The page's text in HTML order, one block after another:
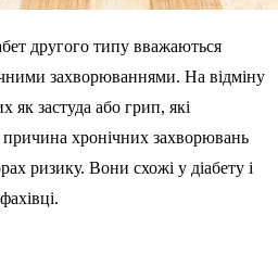
другого типу вважаються
захворюваннями. На відміну
як застуда або грип, які
хронічних захворювань
ризику. Вони схожі у діабету і